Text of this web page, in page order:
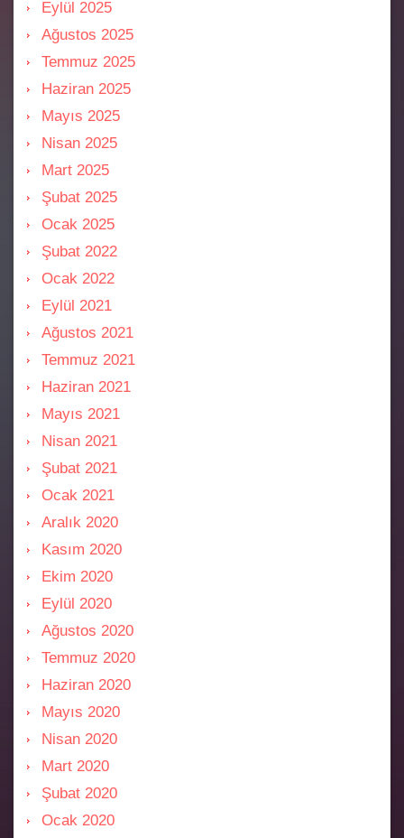
Eylül 2025
Ağustos 2025
Temmuz 2025
Haziran 2025
Mayıs 2025
Nisan 2025
Mart 2025
Şubat 2025
Ocak 2025
Şubat 2022
Ocak 2022
Eylül 2021
Ağustos 2021
Temmuz 2021
Haziran 2021
Mayıs 2021
Nisan 2021
Şubat 2021
Ocak 2021
Aralık 2020
Kasım 2020
Ekim 2020
Eylül 2020
Ağustos 2020
Temmuz 2020
Haziran 2020
Mayıs 2020
Nisan 2020
Mart 2020
Şubat 2020
Ocak 2020